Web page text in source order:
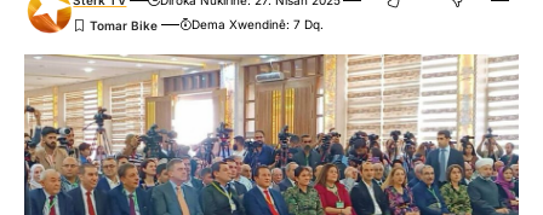
Dema Xwendinê: 7 Dq.